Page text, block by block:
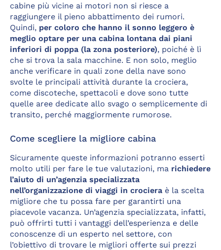
cabine più vicine ai motori non si riesce a
raggiungere il pieno abbattimento dei rumori.
Quindi, per coloro che hanno il sonno leggero è
meglio optare per una cabina lontana dai piani
inferiori di poppa (la zona posteriore), poiché è lì
che si trova la sala macchine. E non solo, meglio
anche verificare in quali zone della nave sono
svolte le principali attività durante la crociera,
come discoteche, spettacoli e dove sono tutte
quelle aree dedicate allo svago o semplicemente di
transito, perché maggiormente rumorose.
Come scegliere la migliore cabina
Sicuramente queste informazioni potranno esserti
molto utili per fare le tue valutazioni, ma richiedere
l’aiuto di un’agenzia specializzata
nell’organizzazione di viaggi in crociera è la scelta
migliore che tu possa fare per garantirti una
piacevole vacanza. Un’agenzia specializzata, infatti,
può offrirti tutti i vantaggi dell’esperienza e delle
conoscenze di un esperto nel settore, con
l’obiettivo di trovare le migliori offerte sui prezzi